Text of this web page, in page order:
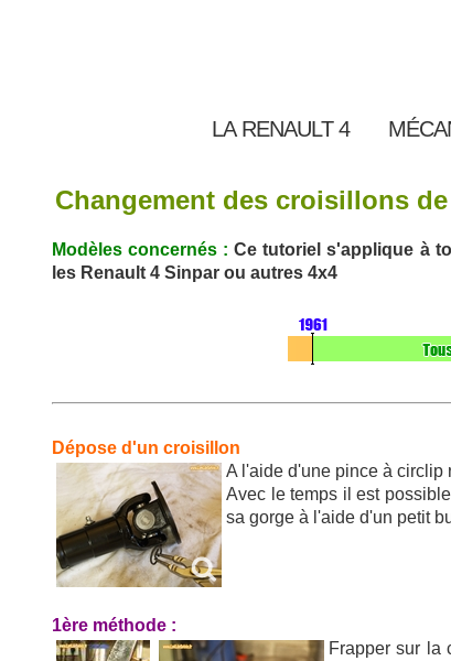
LA RENAULT 4
Changement des croisillons
Modèles concernés : Ce tutoriel s'applique à
les Renault 4 Sinpar ou autres 4x4
Dépose d'un croisillon
A l'aide d'une pince à circlip
Avec le temps il est
sa gorge à l'aide d'un petit
1ère méthode :
Frapper sur la